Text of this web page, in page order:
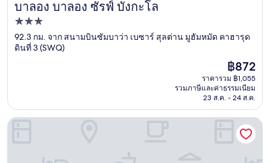
บาลอง บาลอง ซัรฟ์ บังกะโล
บาลอง บาลอง ซัรฟ์ บังกะโล
ที่พัก
3.0
ดาว
92.3 กม. จาก สนามบินซัมบาว่า เบซาร์ สุลต่าน มูฮัมหมัด คาฮารุด
ดินที่ 3 (SWQ)
ราคา
ปัจจุบัน
คือ
฿872
฿872
ราคารวม ฿1,055
รวมภาษีและค่าธรรมเนียม
23 ส.ค. - 24 ส.ค.
บาฮาบาฮาวิลล่าส์